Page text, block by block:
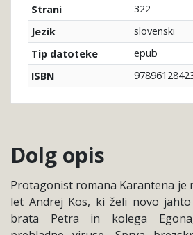
Strani
322
Jezik
slovenski
Tip datoteke
epub
ISBN
Dolg opis
Protagonist romana Karantena je
let Andrej Kos, ki želi novo
brata Petra in kolega